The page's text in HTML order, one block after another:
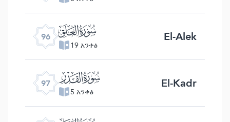
96 ﰍ
19 አንቀፅ El-Alek
97 ﰎ
5 አንቀፅ El-Kadr